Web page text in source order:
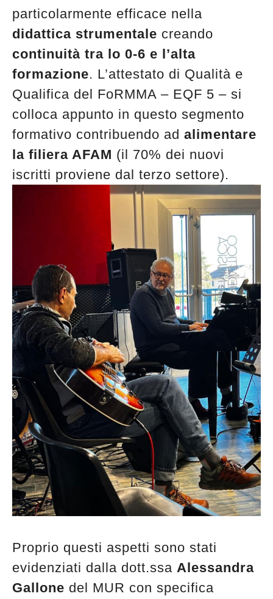
particolarmente efficace nella
didattica strumentale creando
continuità tra lo 0-6 e l’alta
formazione. L’attestato di Qualità e
Qualifica del FoRMMA – EQF 5 – si
colloca appunto in questo segmento
formativo contribuendo ad alimentare
la filiera AFAM (il 70% dei nuovi
iscritti proviene dal terzo settore).
Proprio questi aspetti sono stati
evidenziati dalla dott.ssa Alessandra
Gallone del MUR con specifica